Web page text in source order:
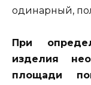
одинарный,
При
изделия
площади